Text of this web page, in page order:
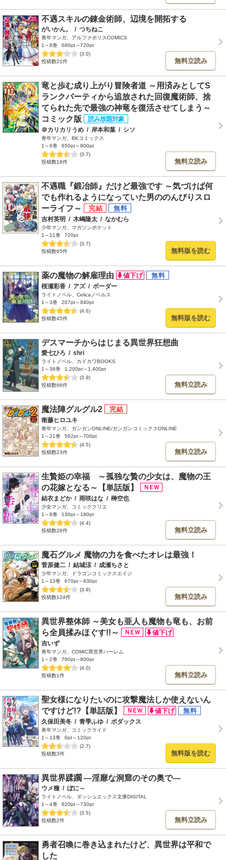
不遇スキルの錬金術師、辺境を開拓する
がいかん。 / つちねこ
青年マンガ、アルファポリスCOMICS
1～8巻
680pt～720pt
(3.0)
投稿数21件
無料立読み
竜と歩む成り上がり冒険者道 ～用済みとしてS
ランクパーティから追放された回復魔術師、捨
てられた先で最強の神竜を復活させてしまう～
コミック版
＠カリカリうめ / 岸本和葉 / シソ
青年マンガ、BKコミックス
1～6巻
650pt～800pt
(3.7)
投稿数18件
無料立読み
不遇職『鍛冶師』だけど最強です ～気づけば何
でも作れるようになっていた男ののんびりスロ
ーライフ～
吉村英明 / 木嶋隆太 / なかむら
少年マンガ、マガジンポケット
1～11巻
720pt
(3.7)
投稿数65件
無料版を読む
薬の魔物の解雇理由
桜瀬彩香 / アズ / ボーダー
ライトノベル、Celicaノベルス
1～3巻
207pt～840pt
(4.6)
投稿数45件
無料版を読む
デスマーチからはじまる異世界狂想曲
愛七ひろ / shri
ライトノベル、カドカワBOOKS
1～38巻
1,200pt～1,400pt
(3.9)
投稿数66件
無料立読み
魔法陣グルグル2
衛藤ヒロユキ
青年マンガ、ガンガンONLINE/ガンガンコミックスONLINE
1～21巻
562pt～700pt
(4.5)
投稿数23件
無料立読み
生贄姫の幸福 ～孤独な贄の少女は、魔物の王
の花嫁となる～【単話版】
結衣まどか / 雨咲はな / 榊空也
少女マンガ、コミッククリエ
1～8巻
130pt～180pt
(4.4)
投稿数28件
無料立読み
魔石グルメ 魔物の力を食べたオレは最強！
菅原健二 / 結城涼 / 成瀬ちさと
少年マンガ、ドラゴンコミックスエイジ
1～13巻
670pt～830pt
(3.9)
投稿数124件
無料立読み
異世界整体師 ～美女も亜人も魔物も竜も、お前
ら全員揉みほぐす!!～
吉いず
青年マンガ、COMIC異世界ハーレム
1～2巻
760pt～800pt
(4.0)
投稿数1件
無料立読み
聖女様になりたいのに攻撃魔法しか使えないん
ですけど!?【単話版】
久保田美冬 / 青季ふゆ / ボダックス
青年マンガ、コミックライド
1～13巻
0pt～120pt
(2.7)
投稿数3件
無料版を読む
異世界蹂躙 ―淫靡な洞窟のその奥で―
ウメ種 / ぼに～
ライトノベル、ダッシュエックス文庫DIGITAL
1～4巻
620pt～730pt
(3.5)
投稿数2件
無料立読み
勇者召喚に巻き込まれたけど、異世界は平和で
した